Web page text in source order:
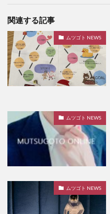
関連する記事
ムツゴト NEWS
ムツゴト NEWS
ムツゴト NEWS